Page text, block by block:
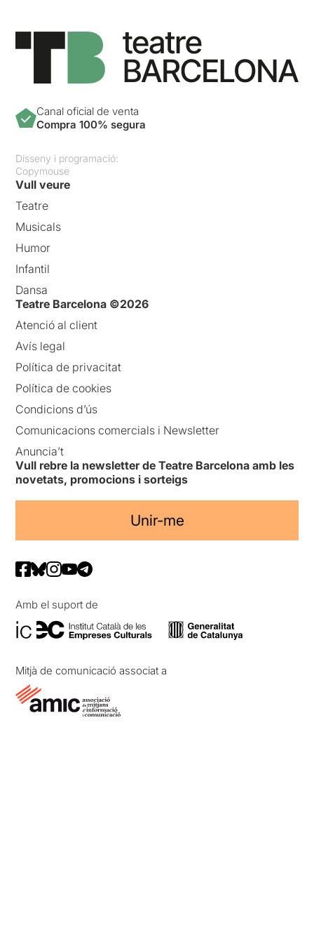
Canal oficial de venta
Compra 100% segura
Disseny i programació:
Copymouse
Vull veure
Teatre
Musicals
Humor
Infantil
Dansa
Teatre Barcelona ©2026
Atenció al client
Avís legal
Política de privacitat
Política de cookies
Condicions d’ús
Comunicacions comercials i Newsletter
Anuncia’t
Vull rebre la newsletter de Teatre Barcelona amb les
novetats, promocions i sorteigs
Unir-me
Amb el suport de
Mitjà de comunicació associat a